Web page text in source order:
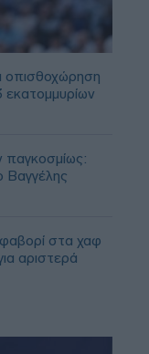
οπισθοχώρηση
παγκοσμίως:
Βαγγέλης
στα χαφ
αριστερά